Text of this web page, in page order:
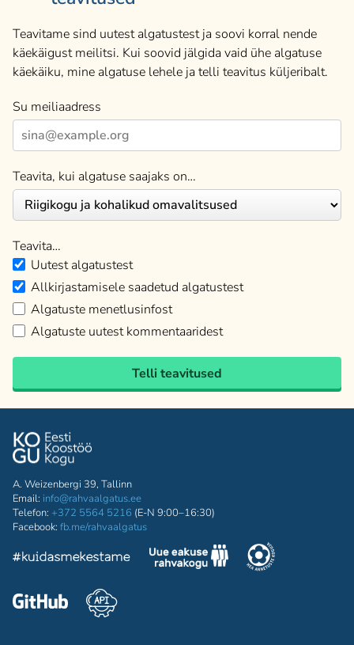
Teavitame sind uutest algatustest ja soovi korral nende
käekäigust meilitsi. Kui soovid jälgida vaid ühe algatuse
käekäiku, mine algatuse lehele ja telli teavitus küljeribalt.
Su meiliaadress
Teavita, kui algatuse saajaks on…
Teavita…
Uutest algatustest
Allkirjastamisele saadetud algatustest
Algatuste menetlusinfost
Algatuste uutest kommentaaridest
Telli teavitused
A. Weizenbergi 39, Tallinn
Email: info@rahvaalgatus.ee
Telefon: +372 5564 5216 (E-N 9:00–16:30)
Facebook: fb.me/rahvaalgatus